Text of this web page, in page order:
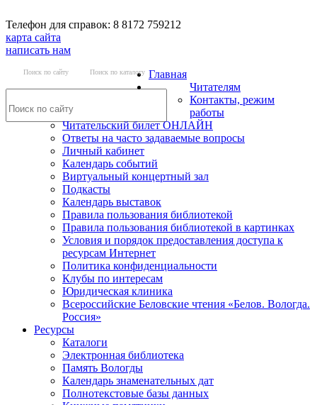
Телефон для справок: 8 8172 759212
карта сайта
написать нам
Поиск по сайту Поиск по каталогу Главная
Читателям
Контакты, режим
работы
Читательский билет ОНЛАЙН
Ответы на часто задаваемые вопросы
Личный кабинет
Календарь событий
Виртуальный концертный зал
Подкасты
Календарь выставок
Правила пользования библиотекой
Правила пользования библиотекой в картинках
Условия и порядок предоставления доступа к
ресурсам Интернет
Политика конфиденциальности
Клубы по интересам
Юридическая клиника
Всероссийские Беловские чтения «Белов. Вологда.
Россия»
Ресурсы
Каталоги
Электронная библиотека
Память Вологды
Календарь знаменательных дат
Полнотекстовые базы данных